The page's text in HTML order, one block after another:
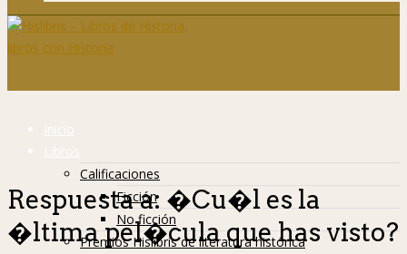
Inicio
Libros
Calificaciones
Ficción
No ficción
Premios Hislibris de literatura histórica
Respuesta a: �Cu�l es la
�ltima pel�cula que has visto?